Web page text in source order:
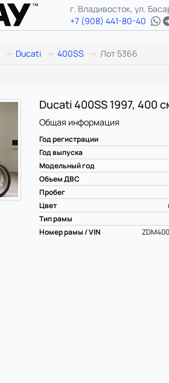
г. Владивосток, ул.
+7 (908) 441-80-40
Ducati 400SS
Лот 5366
Ducati 400SS 1997, 400
Общая информация
Год регистрации
Год выпуска
Модельный год
Объем ДВС
Пробег
Цвет
Тип рамы
Номер рамы / VIN